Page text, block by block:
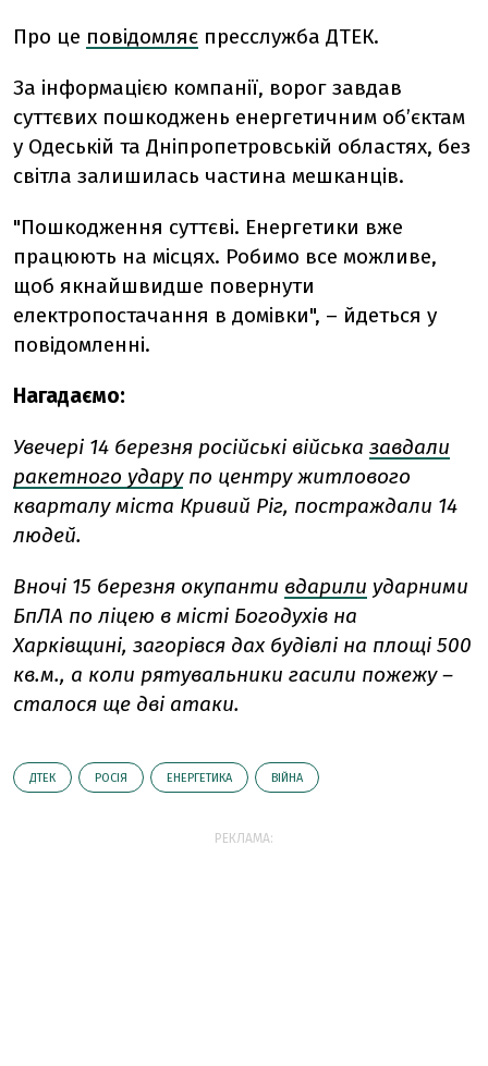
Про це повідомляє пресслужба ДТЕК.
За інформацією компанії, ворог завдав
суттєвих пошкоджень енергетичним обʼєктам
у Одеській та Дніпропетровській областях, без
світла залишилась частина мешканців.
"Пошкодження суттєві. Енергетики вже
працюють на місцях. Робимо все можливе,
щоб якнайшвидше повернути
електропостачання в домівки", – йдеться у
повідомленні.
Нагадаємо:
Увечері 14 березня російські війська завдали
ракетного удару по центру житлового
кварталу міста Кривий Ріг, постраждали 14
людей.
Вночі 15 березня окупанти вдарили ударними
БпЛА по ліцею в місті Богодухів на
Харківщині, загорівся дах будівлі на площі 500
кв.м., а коли рятувальники гасили пожежу –
сталося ще дві атаки.
ДТЕК РОСІЯ ЕНЕРГЕТИКА ВІЙНА
РЕКЛАМА: